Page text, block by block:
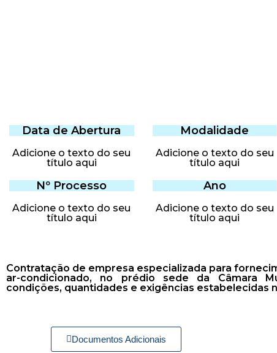
Data de Abertura
Adicione o texto do seu
título aqui
Nº Processo
Adicione o texto do seu
título aqui
Modalidade
Adicione o texto do seu
título aqui
Ano
Adicione o texto do seu
título aqui
Contratação de empresa especializada para
ar-condicionado, no prédio sede da Câmara
condições, quantidades e exigências estabelecidas
Documentos Adicionais